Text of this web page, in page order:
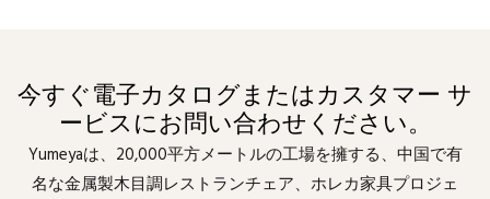
今すぐ電子カタログまたはカスタマー サ
ービスにお問い合わせください。
Yumeyaは、20,000平方メートルの工場を擁する、中国で有
名な金属製木目調レストランチェア、ホレカ家具プロジェ